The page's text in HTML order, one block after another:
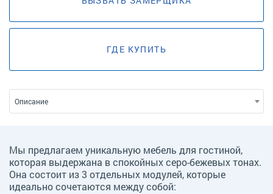
ГДЕ КУПИТЬ
Описание
Мы предлагаем уникальную мебель для гостиной,
которая выдержана в спокойных серо-бежевых тонах.
Она состоит из 3 отдельных модулей, которые
идеально сочетаются между собой: